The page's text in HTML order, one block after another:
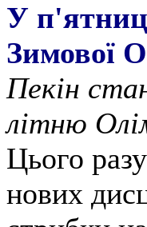
У
Зимової
Пекін
літню
Цього
нових